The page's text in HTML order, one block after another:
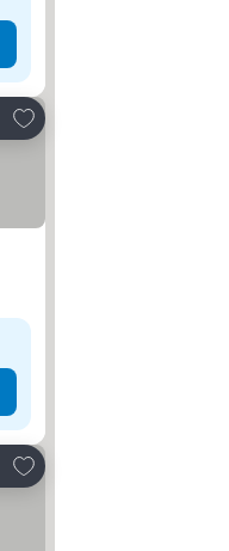
Agregar a favoritos
Agregar a favoritos